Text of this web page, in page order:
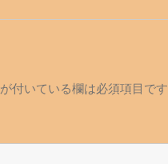
が付いている欄は必須項目です